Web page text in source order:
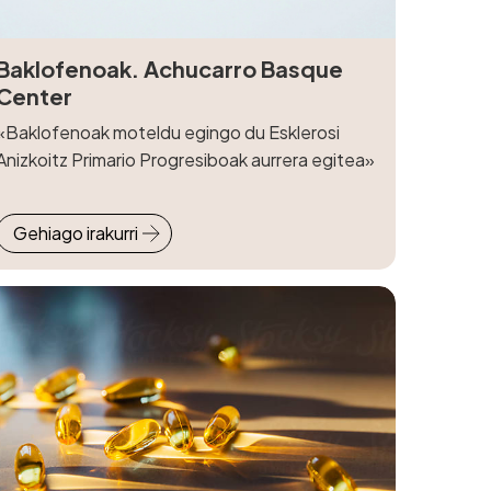
Achucarro Basque
moteldu egingo du Esklerosi
Primario Progresiboak aurrera egitea»
Gehiago irakurri